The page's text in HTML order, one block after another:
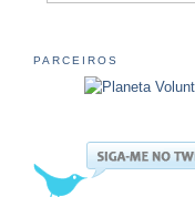
PARCEIROS